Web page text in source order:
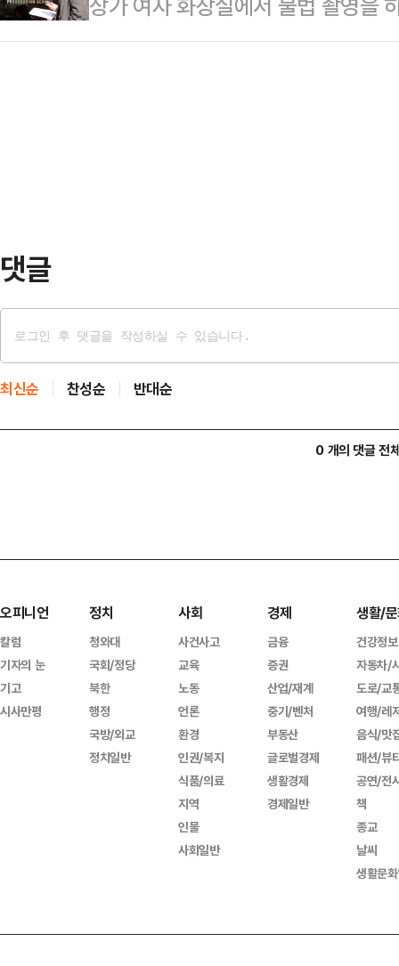
해야 한다"고 설명했다.그는 "객관
다"며 …
력 보복할 것이라고 예고하면서 역
넷매체 악시오스에 따르면 트럼프
이 구속 상태로 재판에 넘겨졌다.8
댓글
최신순 찬성순 반대순
0 개의 댓글 전
오피니언
칼럼
기자의 눈
기고
시사만평
정치
청와대
국회/정당
북한
행정
국방/외교
정치일반
사회
사건사고
교육
노동
언론
환경
인권/복지
식품/의료
지역
인물
사회일반
경제
금융
증권
산업/재계
중기/벤처
부동산
글로벌경제
생활경제
경제일반
생활/
건강정보
자동차/
도로/교
여행/레
음식/맛
패션/뷰
공연/전
책
종교
날씨
생활문